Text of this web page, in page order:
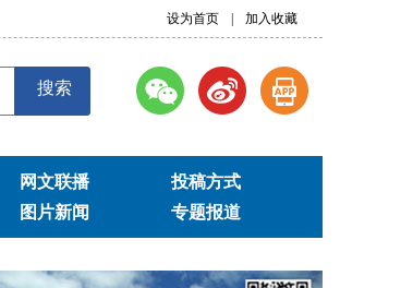
设为首页 加入收藏
搜索
网文联播
图片新闻
投稿方式
专题报道